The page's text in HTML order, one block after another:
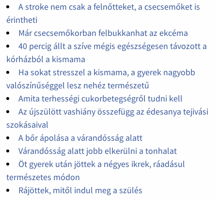
A stroke nem csak a felnőtteket, a csecsemőket is
érintheti
Már csecsemőkorban felbukkanhat az ekcéma
40 percig állt a szíve mégis egészségesen távozott a
kórházból a kismama
Ha sokat stresszel a kismama, a gyerek nagyobb
valószínűséggel lesz nehéz természetű
Amita terhességi cukorbetegségről tudni kell
Az újszülött vashiány összefügg az édesanya tejivási
szokásaival
A bőr ápolása a várandósság alatt
Várandósság alatt jobb elkerülni a tonhalat
Öt gyerek után jöttek a négyes ikrek, ráadásul
természetes módon
Rájöttek, mitől indul meg a szülés